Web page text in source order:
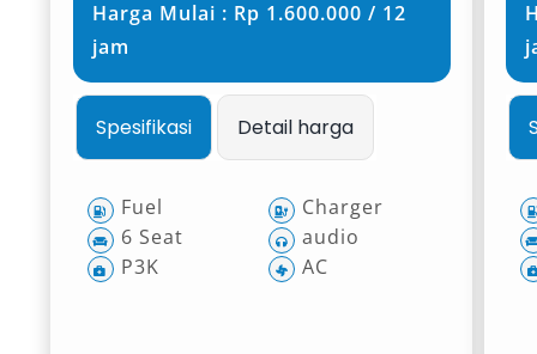
Harga Mulai : Rp 1.600.000 / 12
jam
Spesifikasi Detail harga
Fuel
6 Seat
P3K
Charger
audio
AC